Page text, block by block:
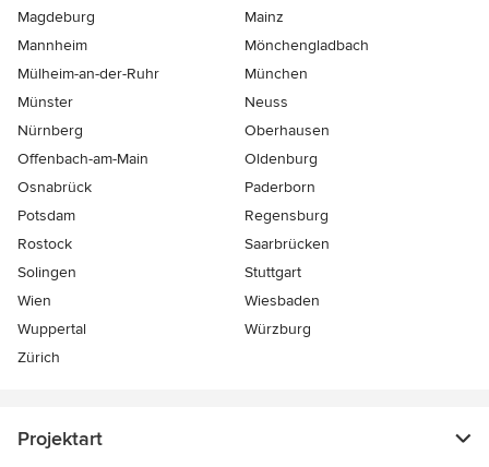
Magdeburg
Mainz
Mannheim
Mönchen­gladbach
Mülheim-an-der-Ruhr
München
Münster
Neuss
Nürnberg
Oberhausen
Offenbach-am-Main
Oldenburg
Osnabrück
Paderborn
Potsdam
Regensburg
Rostock
Saarbrücken
Solingen
Stuttgart
Wien
Wiesbaden
Wuppertal
Würzburg
Zürich
Projektart